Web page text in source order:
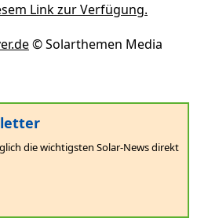
Link zur Verfügung.
© Solarthemen Media
die wichtigsten Solar-News direkt